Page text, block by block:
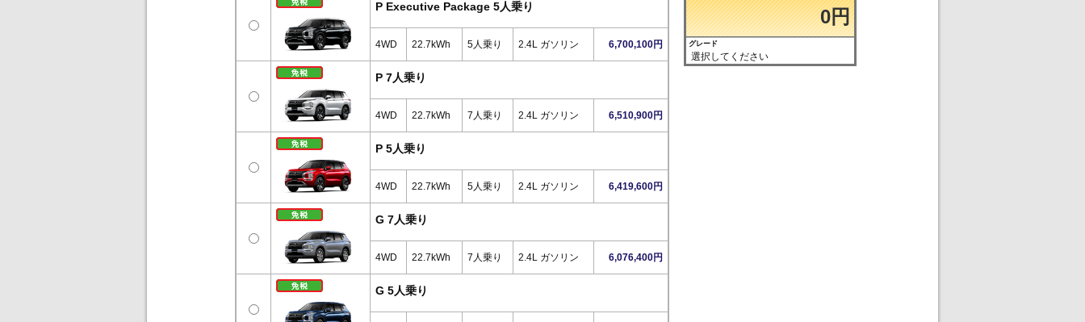
P Executive Package 5人乗り
4WD 22.7kWh 5人乗り 2.4L ガソリン 6,700,100円
P 7人乗り
4WD 22.7kWh 7人乗り 2.4L ガソリン 6,510,900円
P 5人乗り
4WD 22.7kWh 5人乗り 2.4L ガソリン 6,419,600円
G 7人乗り
4WD 22.7kWh 7人乗り 2.4L ガソリン 6,076,400円
G 5人乗り
0円
グレード
選択してください